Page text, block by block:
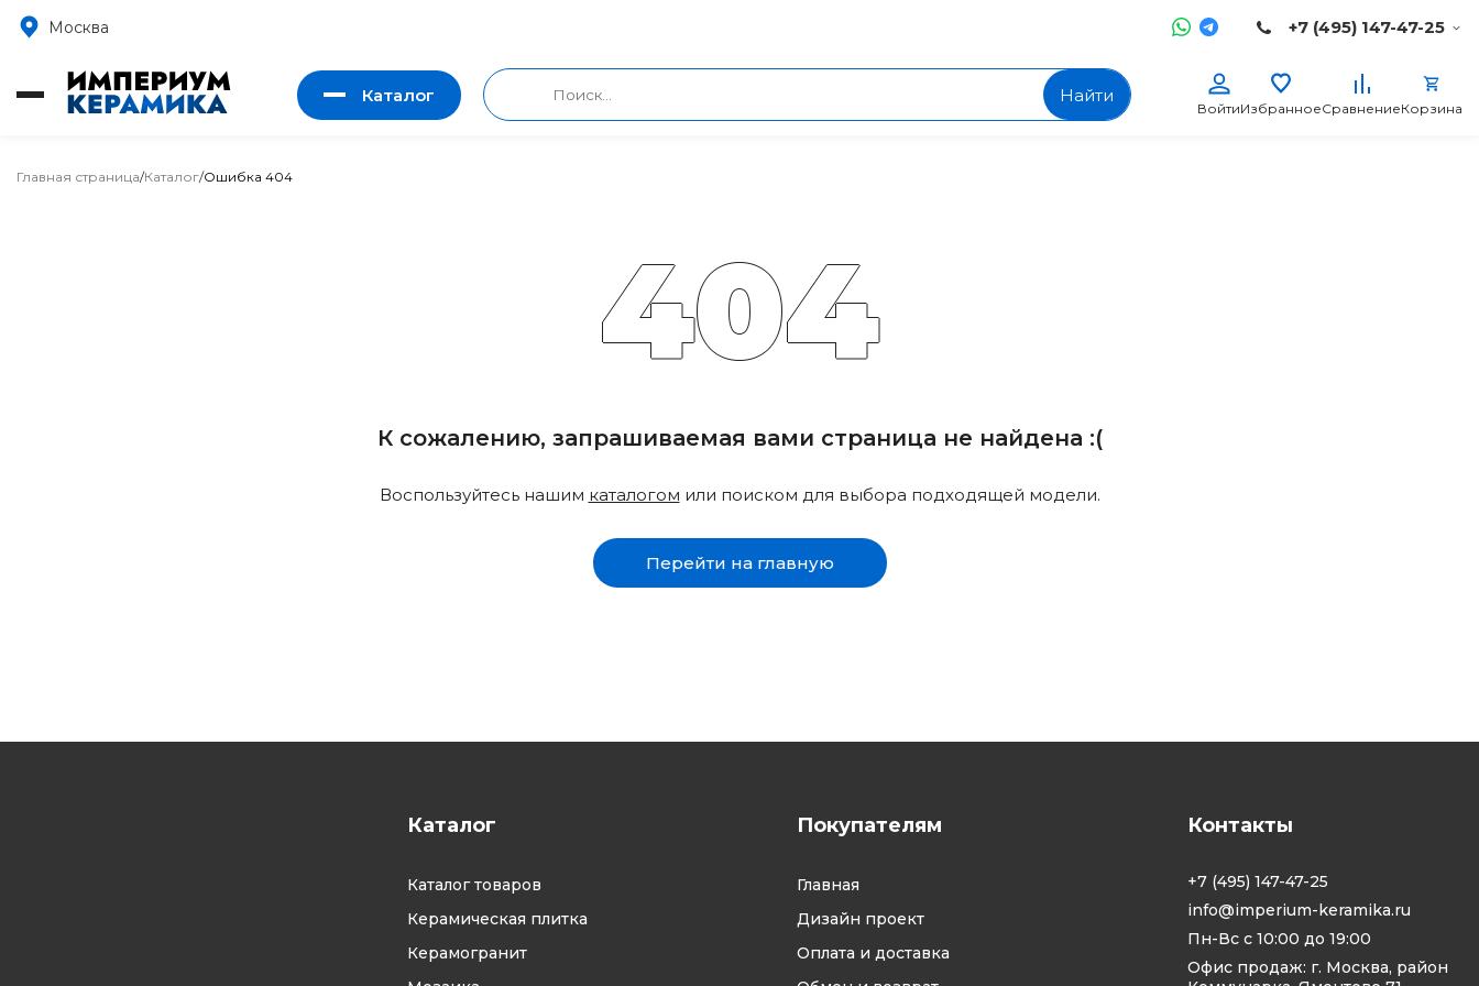
Москва +7 (495) 147-47-25
Каталог Найти
ВойтиИзбранноеСравнениеКорзина
Главная страница/Каталог/Ошибка 404
404
К сожалению, запрашиваемая вами страница не найдена :(
Воспользуйтесь нашим каталогом или поиском для выбора подходящей модели.
Перейти на главную
Каталог
Каталог товаров
Керамическая плитка
Керамогранит
Покупателям
Главная
Дизайн проект
Оплата и доставка
Контакты
+7 (495) 147-47-25
info@imperium-keramika.ru
Пн-Вс с 10:00 до 19:00
Офис продаж: г. Москва, район